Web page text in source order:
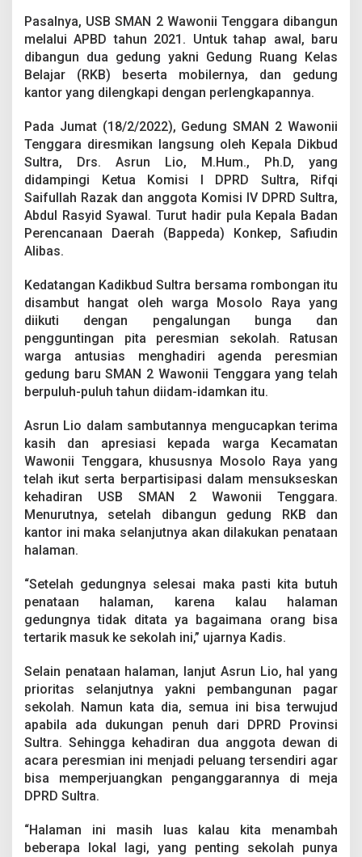
i
i
T
g
a
r
a
Pasalnya, USB SMAN 2 Wawonii Tenggara dibangun
melalui APBD tahun 2021. Untuk tahap awal, baru
dibangun dua gedung yakni Gedung Ruang Kelas
Belajar (RKB) beserta mobilernya, dan gedung
kantor yang dilengkapi dengan perlengkapannya.
Pada Jumat (18/2/2022), Gedung SMAN 2 Wawonii
Tenggara diresmikan langsung oleh Kepala Dikbud
Sultra, Drs. Asrun Lio, M.Hum., Ph.D, yang
didampingi Ketua Komisi I DPRD Sultra, Rifqi
Saifullah Razak dan anggota Komisi IV DPRD Sultra,
Abdul Rasyid Syawal. Turut hadir pula Kepala Badan
Perencanaan Daerah (Bappeda) Konkep, Safiudin
Alibas.
Kedatangan Kadikbud Sultra bersama rombongan itu
disambut hangat oleh warga Mosolo Raya yang
diikuti dengan pengalungan bunga dan
pengguntingan pita peresmian sekolah. Ratusan
warga antusias menghadiri agenda peresmian
gedung baru SMAN 2 Wawonii Tenggara yang telah
berpuluh-puluh tahun diidam-idamkan itu.
Asrun Lio dalam sambutannya mengucapkan terima
kasih dan apresiasi kepada warga Kecamatan
Wawonii Tenggara, khususnya Mosolo Raya yang
telah ikut serta berpartisipasi dalam mensukseskan
kehadiran USB SMAN 2 Wawonii Tenggara.
Menurutnya, setelah dibangun gedung RKB dan
kantor ini maka selanjutnya akan dilakukan penataan
halaman.
“Setelah gedungnya selesai maka pasti kita butuh
penataan halaman, karena kalau halaman
gedungnya tidak ditata ya bagaimana orang bisa
tertarik masuk ke sekolah ini,” ujarnya Kadis.
Selain penataan halaman, lanjut Asrun Lio, hal yang
prioritas selanjutnya yakni pembangunan pagar
sekolah. Namun kata dia, semua ini bisa terwujud
apabila ada dukungan penuh dari DPRD Provinsi
Sultra. Sehingga kehadiran dua anggota dewan di
acara peresmian ini menjadi peluang tersendiri agar
bisa memperjuangkan penganggarannya di meja
DPRD Sultra.
“Halaman ini masih luas kalau kita menambah
beberapa lokal lagi, yang penting sekolah punya